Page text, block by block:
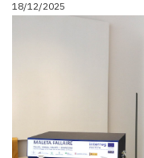
18/12/2025